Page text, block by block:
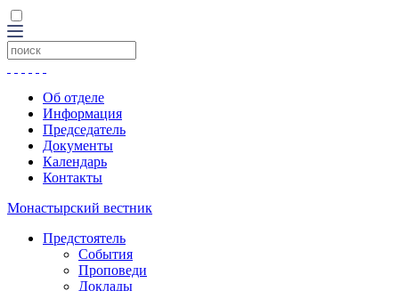
Об отделе
Информация
Председатель
Документы
Календарь
Контакты
Монастырский вестник
Предстоятель
События
Проповеди
Доклады